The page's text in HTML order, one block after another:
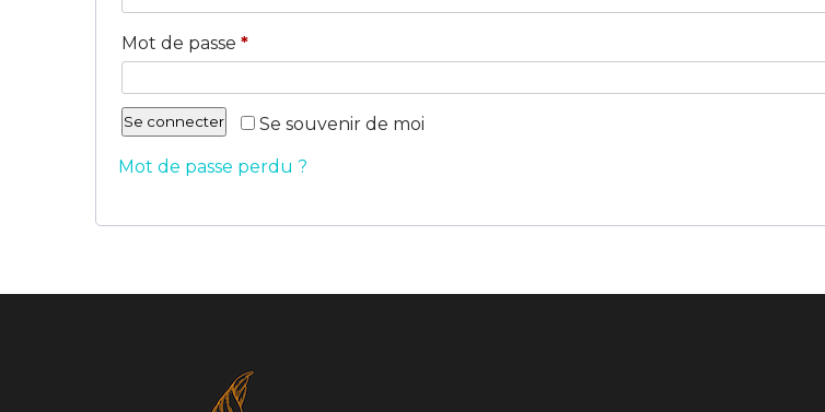
Mot de passe *Obligatoire
Se souvenir de moi
Se connecter
Mot de passe perdu ?